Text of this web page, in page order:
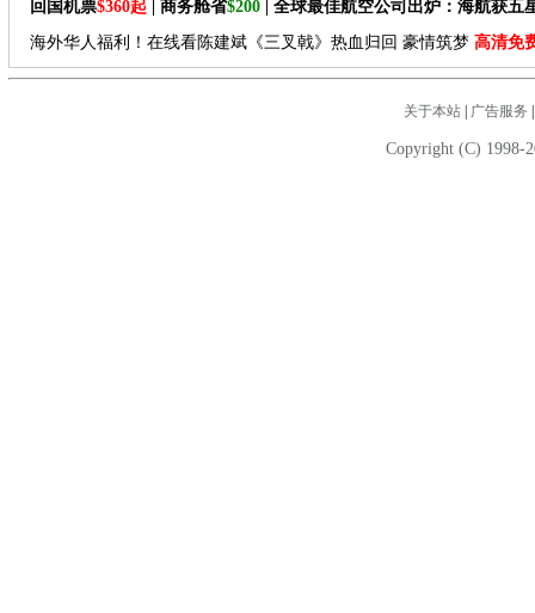
回国机票$360起 | 商务舱省$200 | 全球最佳航空公司出炉：海航获五
海外华人福利！在线看陈建斌《三叉戟》热血归回 豪情筑梦 高清免
关于本站| 广告服务
Copyright (C) 1998-